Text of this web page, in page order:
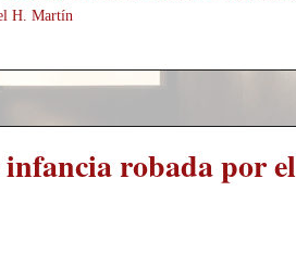
H. Martín
robada por el